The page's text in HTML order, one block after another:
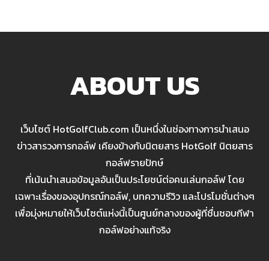
ABOUT US
เว็บไซต์ HotGolfClub.com เป็นหนึ่งในช่องทางการนำเสนอ
ข่าวสารวงการกอล์ฟ เคียงข้างกับนิตยสาร HotGolf นิตยสาร
กอล์ฟรายปักษ์
ที่เน้นนำเสนอข้อมูลอันเป็นประโยชน์ต่อคนเล่นกอล์ฟ โดย
เฉพาะเรื่องของอุปกรณ์กอล์ฟ, บทความรีวิว และโปรโมชั่นต่างๆ
เพื่อมุ่งหมายให้เว็บไซต์แห่งนี้เป็นศูนย์กลางของผู้ที่ชื่นชอบกีฬา
กอล์ฟอย่างแท้จริง